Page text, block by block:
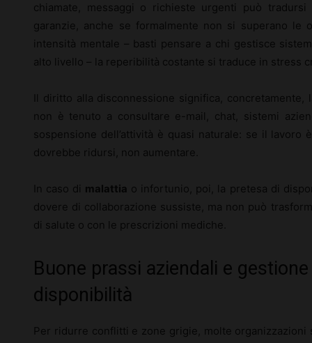
chiamate, messaggi o richieste urgenti può
garanzie, anche se formalmente non si superano le
intensità mentale – basti pensare a chi gestisce
alto livello – la reperibilità costante si traduce in stress
Il diritto alla disconnessione significa,
non è tenuto a consultare e-mail, chat, sistemi
sospensione dell’attività è quasi naturale: se il
dovrebbe ridursi, non aumentare.
In caso di malattia o infortunio, poi, la pretesa di
dovere di collaborazione sussiste, ma non può
di salute o con le prescrizioni mediche.
Buone prassi aziendali e
disponibilità
Per ridurre conflitti e zone grigie, molte